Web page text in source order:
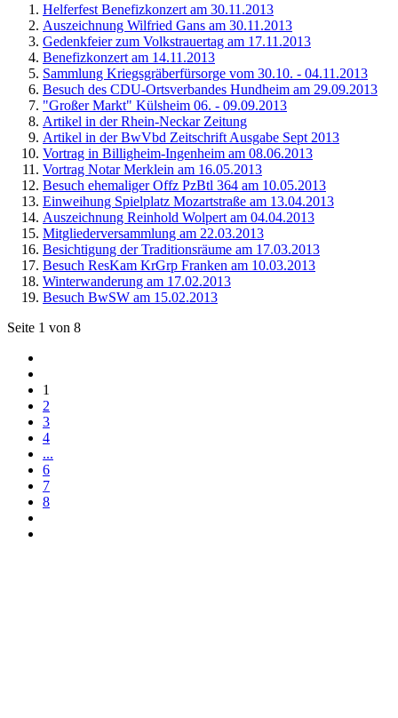
Helferfest Benefizkonzert am 30.11.2013
Auszeichnung Wilfried Gans am 30.11.2013
Gedenkfeier zum Volkstrauertag am 17.11.2013
Benefizkonzert am 14.11.2013
Sammlung Kriegsgräberfürsorge vom 30.10. - 04.11.2013
Besuch des CDU-Ortsverbandes Hundheim am 29.09.2013
"Großer Markt" Külsheim 06. - 09.09.2013
Artikel in der Rhein-Neckar Zeitung
Artikel in der BwVbd Zeitschrift Ausgabe Sept 2013
Vortrag in Billigheim-Ingenheim am 08.06.2013
Vortrag Notar Merklein am 16.05.2013
Besuch ehemaliger Offz PzBtl 364 am 10.05.2013
Einweihung Spielplatz Mozartstraße am 13.04.2013
Auszeichnung Reinhold Wolpert am 04.04.2013
Mitgliederversammlung am 22.03.2013
Besichtigung der Traditionsräume am 17.03.2013
Besuch ResKam KrGrp Franken am 10.03.2013
Winterwanderung am 17.02.2013
Besuch BwSW am 15.02.2013
Seite 1 von 8
1
2
3
4
...
6
7
8